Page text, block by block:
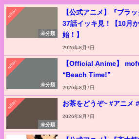
NEW!
未分類
【公式アニメ】『ブラ
37話イッキ見！【10月
始！】
2026年8月7日
NEW!
未分類
【Official Anime】
“Beach Time!”
2026年8月7日
NEW!
未分類
お茶をどうぞ~ #アニメ
2026年8月7日